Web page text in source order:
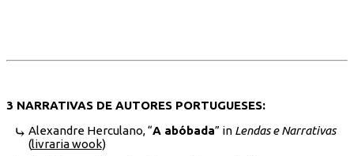
3 NARRATIVAS DE AUTORES PORTUGUESES:
Alexandre Herculano, “A abóbada” in Lendas e Narrativas
(livraria wook)